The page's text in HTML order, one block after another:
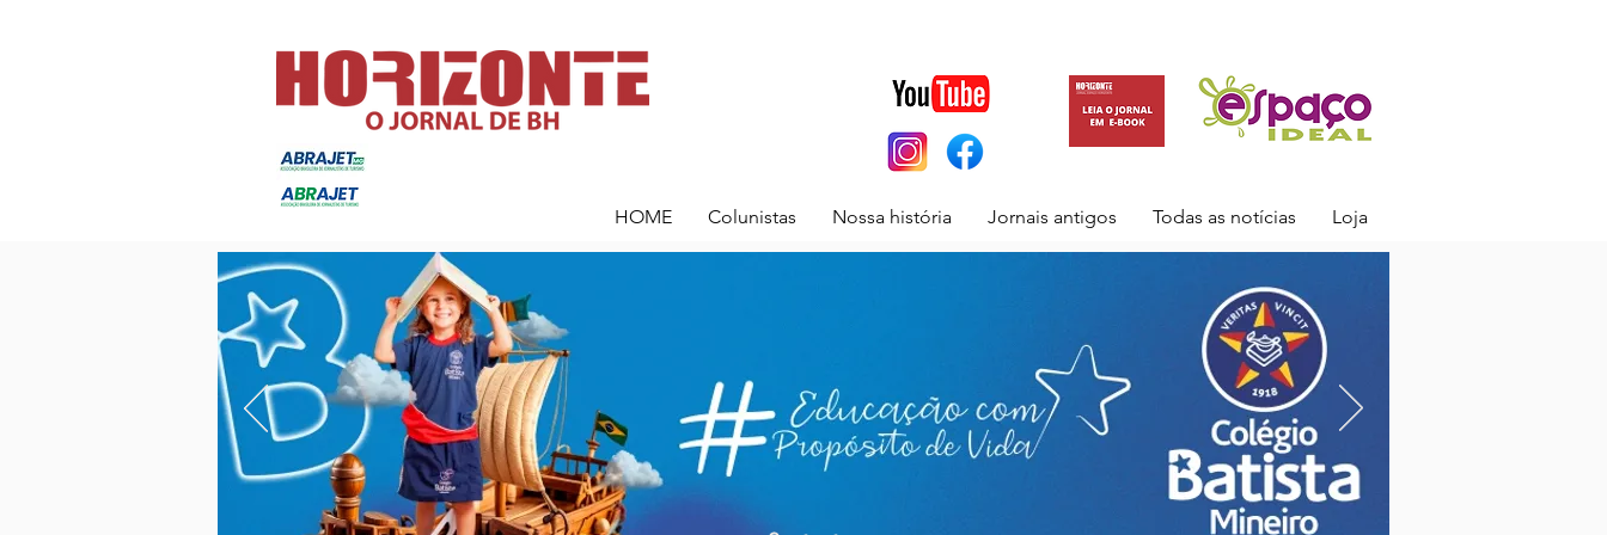
HOME Colunistas Nossa história Jornais antigos Todas as notícias Loja